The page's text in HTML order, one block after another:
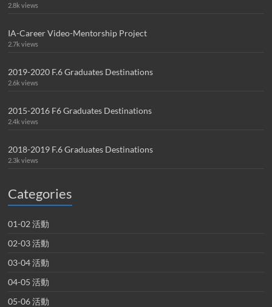
2.8k views
IA-Career Video-Mentorship Project
2.7k views
2019-2020 F.6 Graduates Destinations
2.6k views
2015-2016 F6 Graduates Destinations
2.4k views
2018-2019 F.6 Graduates Destinations
2.3k views
Categories
01-02 活動
02-03 活動
03-04 活動
04-05 活動
05-06 活動